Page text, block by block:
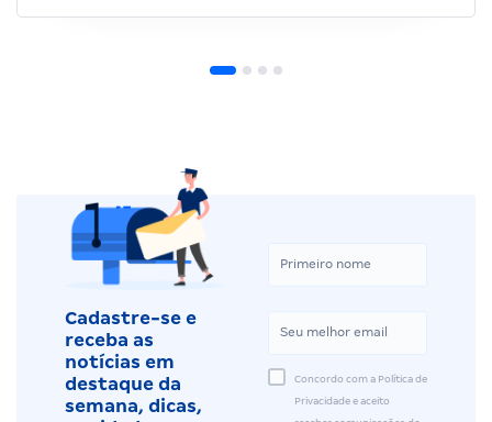
Cadastre-se e
receba as
notícias em
destaque da
semana, dicas,
Concordo com a Política de
Privacidade e aceito